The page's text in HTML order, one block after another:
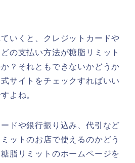
いくと、クレジットカードや
の支払い方法が糖脂リミット
？それともできないかどうか
サイトをチェックすればいい
よね。
ドや銀行振り込み、代引など
ットのお店で使えるのかどう
脂リミットのホームページを